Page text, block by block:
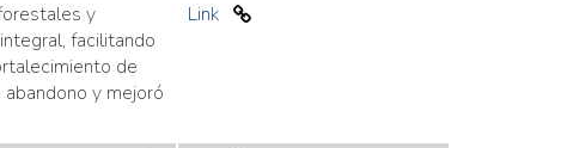
y
facilitando
de
y mejoró
Link